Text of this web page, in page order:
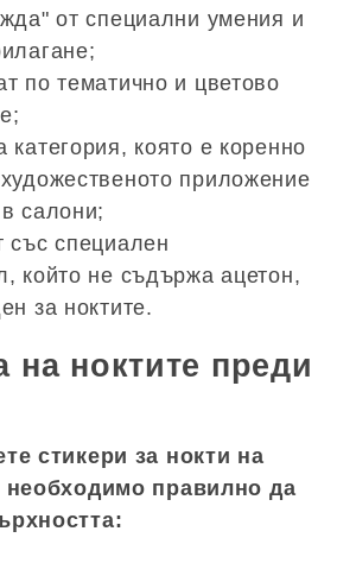
от специални умения и
по тематично и цветово
категория, която е коренно
приложение
салони;
със специален
който не съдържа ацетон,
за ноктите.
на ноктите преди
стикери за нокти на
необходимо правилно да